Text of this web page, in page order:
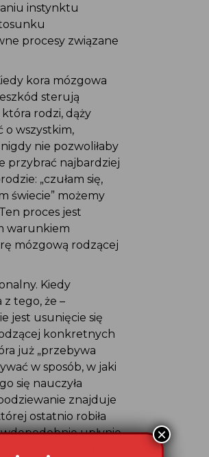
instynktu
procesy związane
kora mózgowa
sterują
rodzi, dąży
o wszystkim,
nie pozwoliłaby
przybrać najbardziej
„czułam się,
świecie” możemy
proces jest
warunkiem
mózgową rodzącej
Kiedy
tego, że –
jest usunięcie się
konkretnych
już „przebywa
w sposób, w jaki
się nauczyła
znajduje
ostatnio robiła
upłynie